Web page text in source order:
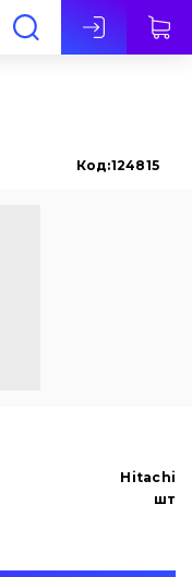
Код:124815
Hitachi
шт